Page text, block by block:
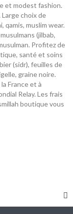
et modest fashion.
choix de
qamis, muslim wear.
(jilbab,
Profitez de
santé et soins
(sidr), feuilles de
graine noire.
France et à
Relay. Les frais
boutique vous